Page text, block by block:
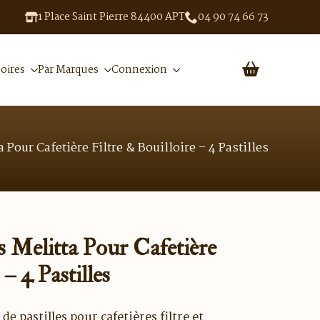
1 Place Saint Pierre 84400 APT 04 90 74 66 73
Par Marques Connexion
Cafetière Filtre & Bouilloire – 4 Pastilles
Melitta Pour Cafetière
4 Pastilles